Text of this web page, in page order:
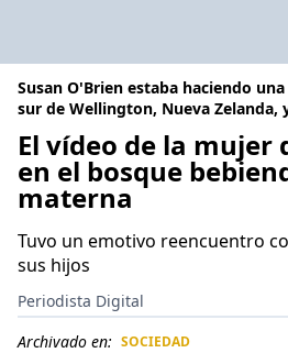
Susan O'Brien estaba haciendo
sur de Wellington, Nueva Zelanda,
El vídeo de la mujer
en el bosque
materna
Tuvo un emotivo reencuentro
sus hijos
Periodista Digital
Archivado en: SOCIEDAD